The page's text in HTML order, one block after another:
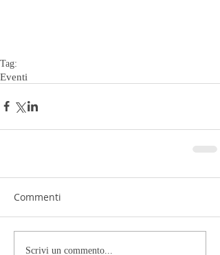
Tag:
Eventi
Commenti
Scrivi un commento...